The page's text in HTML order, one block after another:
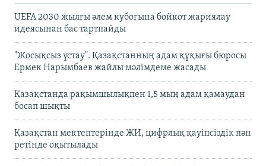
UEFA 2030 жылғы әлем кубогына бойкот жариялау
идеясынан бас тартпайды
"Жосықсыз ұстау". Қазақстанның адам құқығы бюросы
Ермек Нарымбаев жайлы мәлімдеме жасады
Қазақстанда рақымшылықпен 1,5 мың адам қамаудан
босап шықты
Қазақстан мектептерінде ЖИ, цифрлық қауіпсіздік пән
ретінде оқытылады